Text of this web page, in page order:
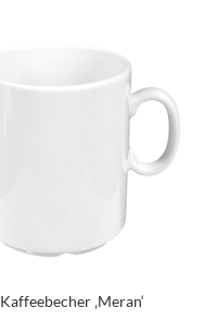
Kaffeebecher ‚Meran‘